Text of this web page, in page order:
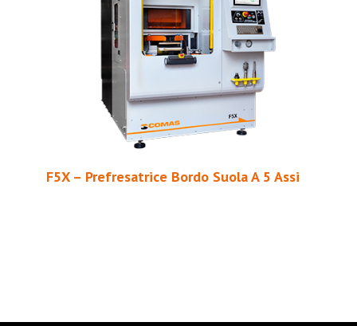
F5X – Prefresatrice Bordo Suola A 5 Assi